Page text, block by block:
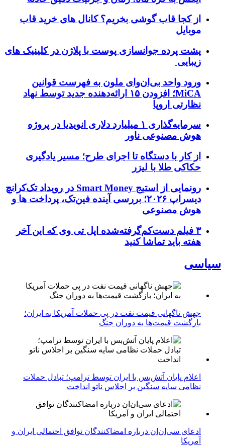
از کجا قاب گوشی بخریم؟ کانال های خرید قاب
موبایل
پشت پرده جوانسازی پوست با پلاژن در کلینیک های
زیبایی
ورود واحد بی‌ان‌وای ملون به فهرست قوانین
MiCA؛ افزودن ۱۵ ارائه‌دهنده جدید توسط نهاد
نظارتی اروپا
سرمایه‌گذاری ۱ میلیارد دلاری انویدیا در پروژه
هوش مصنوعی ناور
از کار با دستگاه تا اجرای طرح؛ مسیر یادگیری
حکاکی طلا با لیزر
رونمایی از استیج Smart Money در رویداد تک‌کرانچ
دیسراپ ۲۰۲۶؛ بررسی آینده فین‌تک، پرداخت‌ ها و
هوش مصنوعی
۳ فیلم دست‌کم‌گرفته‌شده اپل تی وی که این آخر
هفته باید تماشا کنید
سیاسی
جهش ناگهانی قیمت نفت در پی حملات آمریکا به ایران؛
بازگشت قیمت‌ها به دوران جنگ
اعلام پایان آتش‌بس با ایران توسط ترامپ؛ تبادل حملات
نظامی سایه سنگین بر اجلاس ناتو انداخت
ادعای سی‌ان‌ان درباره امضاکنندگان توافق احتمالی ایران و
آمریکا